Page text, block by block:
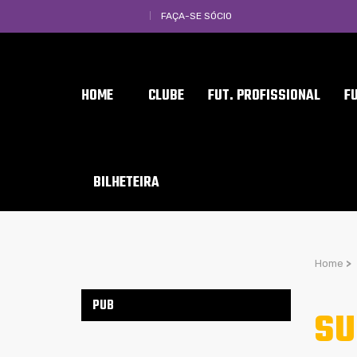
FAÇA-SE SÓCIO
HOME CLUBE FUT. PROFISSIONAL
BILHETEIRA
Home >
PUB